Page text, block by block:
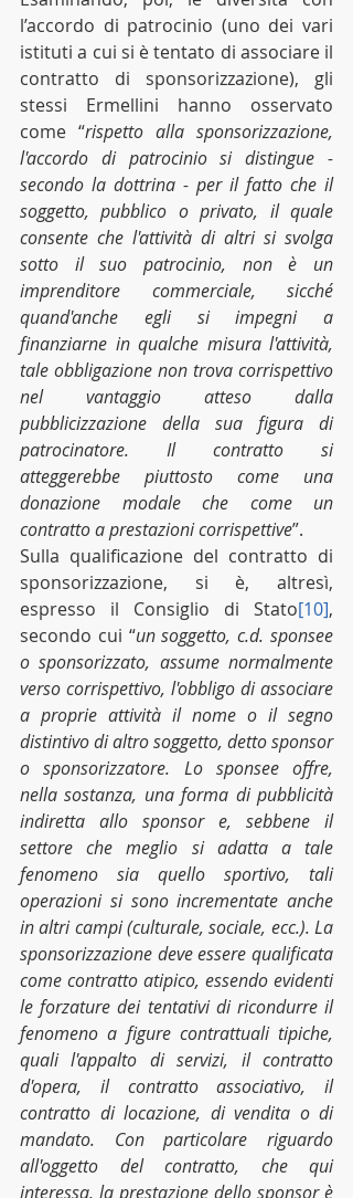
l’accordo di patrocinio (uno dei vari
istituti a cui si è tentato di associare il
contratto di sponsorizzazione), gli
stessi Ermellini hanno osservato
come “rispetto alla sponsorizzazione,
l'accordo di patrocinio si distingue -
secondo la dottrina - per il fatto che il
soggetto, pubblico o privato, il quale
consente che l'attività di altri si svolga
sotto il suo patrocinio, non è un
imprenditore commerciale, sicché
quand'anche egli si impegni a
finanziarne in qualche misura l'attività,
tale obbligazione non trova corrispettivo
nel vantaggio atteso dalla
pubblicizzazione della sua figura di
patrocinatore. Il contratto si
atteggerebbe piuttosto come una
donazione modale che come un
contratto a prestazioni corrispettive”.
Sulla qualificazione del contratto di
sponsorizzazione, si è, altresì,
espresso il Consiglio di Stato[10],
secondo cui “un soggetto, c.d. sponsee
o sponsorizzato, assume normalmente
verso corrispettivo, l'obbligo di associare
a proprie attività il nome o il segno
distintivo di altro soggetto, detto sponsor
o sponsorizzatore. Lo sponsee offre,
nella sostanza, una forma di pubblicità
indiretta allo sponsor e, sebbene il
settore che meglio si adatta a tale
fenomeno sia quello sportivo, tali
operazioni si sono incrementate anche
in altri campi (culturale, sociale, ecc.). La
sponsorizzazione deve essere qualificata
come contratto atipico, essendo evidenti
le forzature dei tentativi di ricondurre il
fenomeno a figure contrattuali tipiche,
quali l'appalto di servizi, il contratto
d'opera, il contratto associativo, il
contratto di locazione, di vendita o di
mandato. Con particolare riguardo
all'oggetto del contratto, che qui
interessa, la prestazione dello sponsor è